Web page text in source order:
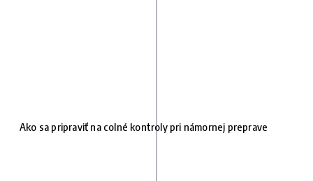
Ako sa pripraviť na colné kontroly pri námornej preprave